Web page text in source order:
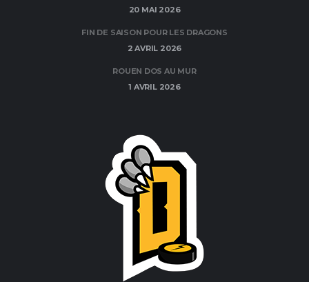
20 MAI 2026
FIN DE SAISON POUR LES DRAGONS
2 AVRIL 2026
ROUEN DOS AU MUR
1 AVRIL 2026